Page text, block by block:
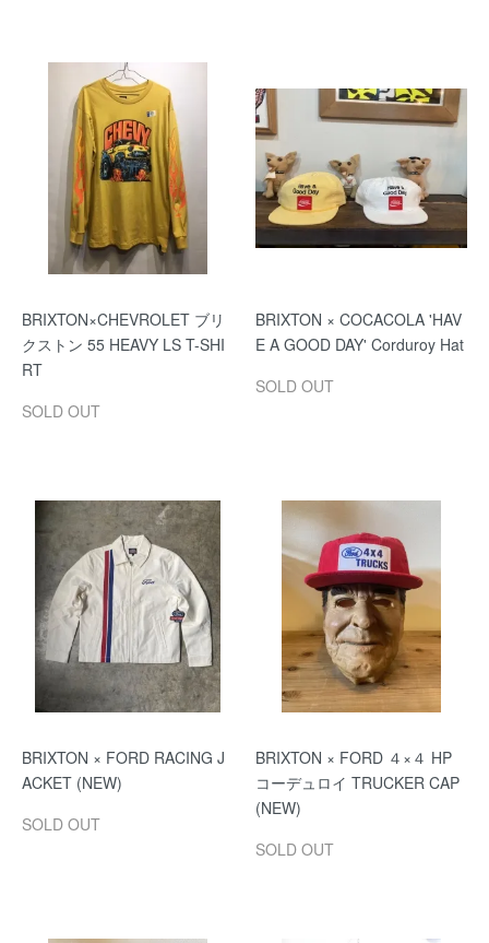
BRIXTON×CHEVROLET ブリ
クストン 55 HEAVY LS T-SHI
RT
SOLD OUT
BRIXTON × COCACOLA 'HAV
E A GOOD DAY' Corduroy Hat
SOLD OUT
BRIXTON × FORD RACING J
ACKET (NEW)
SOLD OUT
BRIXTON × FORD ４×４ HP
コーデュロイ TRUCKER CAP
(NEW)
SOLD OUT